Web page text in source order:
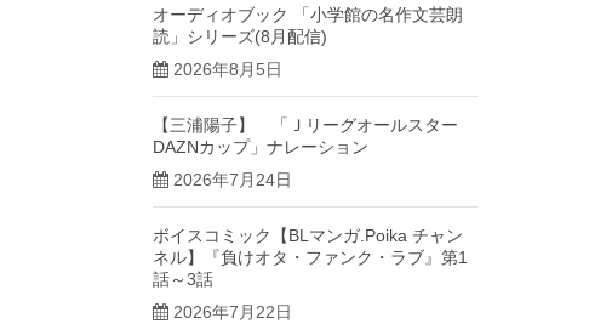
オーディオブック 「小学館の名作文芸朗
読」シリーズ(8月配信)
2026年8月5日
【三浦陽子】 「Ｊリーグオールスター
DAZNカップ」ナレーション
2026年7月24日
ボイスコミック【BLマンガ.Poika チャン
ネル】『負けオタ・ファンク・ラブ』第1
話～3話
2026年7月22日